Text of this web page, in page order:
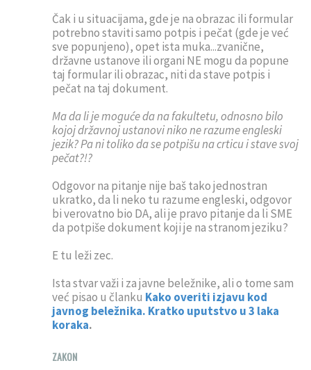
Čak i u situacijama, gde je na obrazac ili formular
potrebno staviti samo potpis i pečat (gde je već
sve popunjeno), opet ista muka...zvanične,
državne ustanove ili organi NE mogu da popune
taj formular ili obrazac, niti da stave potpis i
pečat na taj dokument.
Ma da li je moguće da na fakultetu, odnosno bilo
kojoj državnoj ustanovi niko ne razume engleski
jezik? Pa ni toliko da se potpišu na crticu i stave svoj
pečat?!?
Odgovor na pitanje nije baš tako jednostran
ukratko, da li neko tu razume engleski, odgovor
bi verovatno bio DA, ali je pravo pitanje da li SME
da potpiše dokument koji je na stranom jeziku?
E tu leži zec.
Ista stvar važi i za javne beležnike, ali o tome sam
već pisao u članku Kako overiti izjavu kod
javnog beležnika. Kratko uputstvo u 3 laka
koraka.
ZAKON